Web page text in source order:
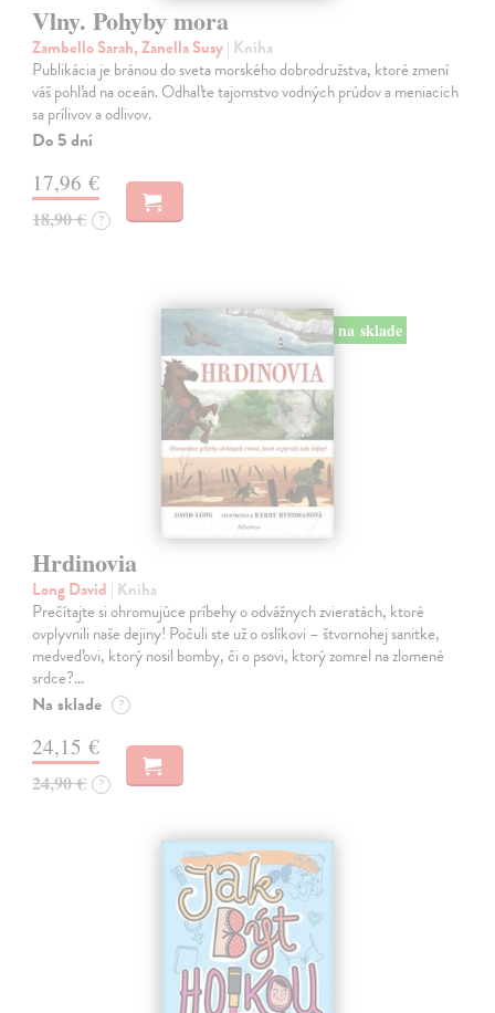
Vlny. Pohyby mora
Zambello Sarah, Zanella Susy| Kniha
Publikácia je bránou do sveta morského dobrodružstva, ktoré zmení
váš pohľad na oceán. Odhaľte tajomstvo vodných prúdov a meniacich
sa prílivov a odlivov.
Do 5 dní
17,96 €
18,90 € ?
na sklade
Hrdinovia
Long David | Kniha
Prečítajte si ohromujúce príbehy o odvážnych zvieratách, ktoré
ovplyvnili naše dejiny! Počuli ste už o oslíkovi – štvornohej sanitke,
medveďovi, ktorý nosil bomby, či o psovi, ktorý zomrel na zlomené
srdce?…
Na sklade ?
24,15 €
24,90 € ?